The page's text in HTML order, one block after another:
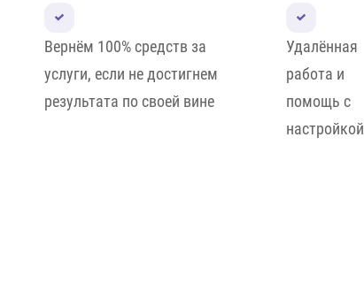
Вернём 100% средств за
услуги, если не достигнем
результата по своей вине
Удалённая
работа и
помощь с
настройкой